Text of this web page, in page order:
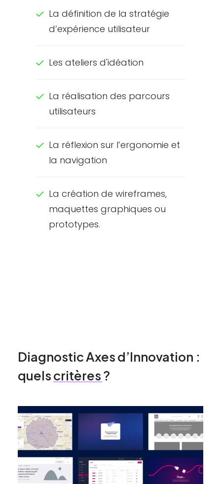
La définition de la stratégie
d’expérience utilisateur
Les ateliers d'idéation
La réalisation des parcours
utilisateurs
La réflexion sur l’ergonomie et
la navigation
La création de wireframes,
maquettes graphiques ou
prototypes.
DiagnosticAxesd’Innovation :
quelscritères?